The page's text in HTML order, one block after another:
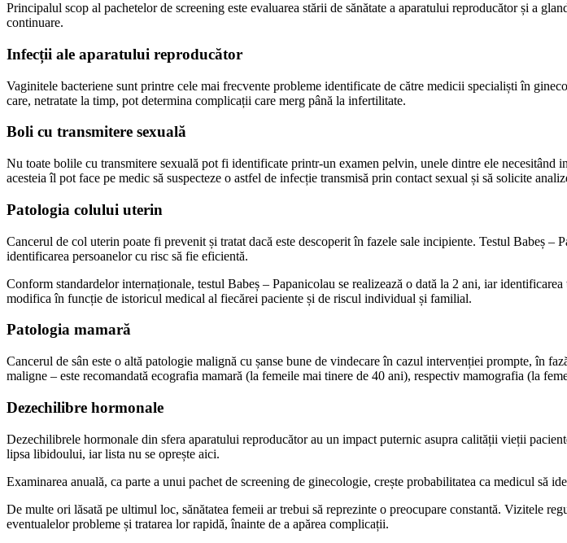
Principalul scop al pachetelor de screening este evaluarea stării de sănătate a aparatului reproducător și a
continuare.
Infecții ale aparatului reproducător
Vaginitele bacteriene sunt printre cele mai frecvente probleme identificate de către medicii specialiști în
care, netratate la timp, pot determina complicații care merg până la infertilitate.
Boli cu transmitere sexuală
Nu toate bolile cu transmitere sexuală pot fi identificate printr-un examen pelvin, unele dintre ele necesitând
acesteia îl pot face pe medic să suspecteze o astfel de infecție transmisă prin contact sexual și să solicite
Patologia colului uterin
Cancerul de col uterin poate fi prevenit și tratat dacă este descoperit în fazele sale incipiente. Testul Babeș
identificarea persoanelor cu risc să fie eficientă.
Conform standardelor internaționale, testul Babeș – Papanicolau se realizează o dată la 2 ani, iar
modifica în funcție de istoricul medical al fiecărei paciente și de riscul individual și familial.
Patologia mamară
Cancerul de sân este o altă patologie malignă cu șanse bune de vindecare în cazul intervenției prompte, în
maligne – este recomandată ecografia mamară (la femeile mai tinere de 40 ani), respectiv mamografia (la
Dezechilibre hormonale
Dezechilibrele hormonale din sfera aparatului reproducător au un impact puternic asupra calității vieții
lipsa libidoului, iar lista nu se oprește aici.
Examinarea anuală, ca parte a unui pachet de screening de ginecologie, crește probabilitatea ca medicul să
De multe ori lăsată pe ultimul loc, sănătatea femeii ar trebui să reprezinte o preocupare constantă. Vizitele
eventualelor probleme și tratarea lor rapidă, înainte de a apărea complicații.